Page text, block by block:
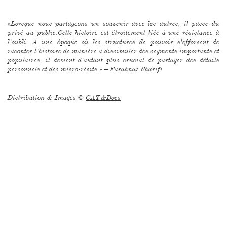
«Lorsque nous partageons un souvenir avec les autres, il passe du
privé au public.Cette histoire est étroitement liée à une résistance à
l'oubli. À une époque où les structures de pouvoir s'efforcent de
raconter l’histoire de manière à dissimuler des segments importants et
populaires, il devient d'autant plus crucial de partager des détails
personnels et des micro-récits.» – Farahnaz Sharifi
Distribution & Images © CAT&Docs